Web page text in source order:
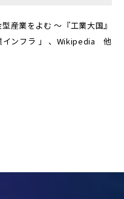
産業をよむ ～『工業大国』
インフラ 」 、Wikipedia 他